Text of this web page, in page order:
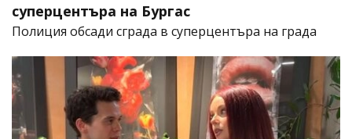
суперцентъра на Бургас
Полиция обсади сграда в суперцентъра на града